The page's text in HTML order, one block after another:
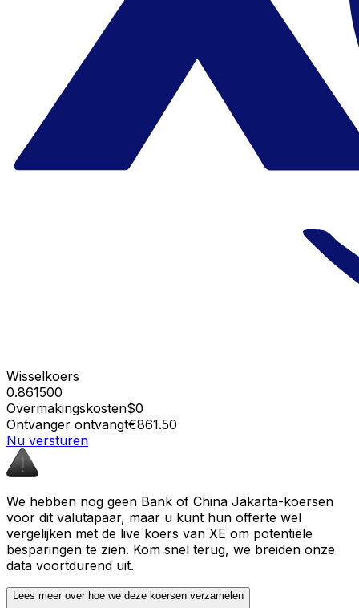
Wisselkoers
0.861500
Overmakingskosten$0
Ontvanger ontvangt€861.50
Nu versturen
We hebben nog geen Bank of China Jakarta-koersen
voor dit valutapaar, maar u kunt hun offerte wel
vergelijken met de live koers van XE om potentiële
besparingen te zien. Kom snel terug, we breiden onze
data voortdurend uit.
Lees meer over hoe we deze koersen verzamelen